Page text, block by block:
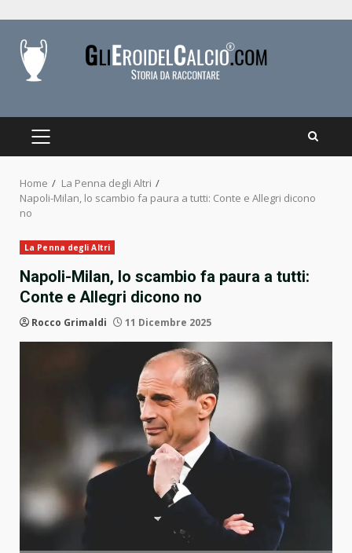
content
PRIMARY
Home
La Penna degli Altri
Napoli-Milan, lo scambio fa paura a tutti: Conte e Allegri dicono
no
La Penna degli Altri
Napoli-Milan, lo scambio fa paura a tutti:
Conte e Allegri dicono no
Rocco Grimaldi 11 Dicembre 2025